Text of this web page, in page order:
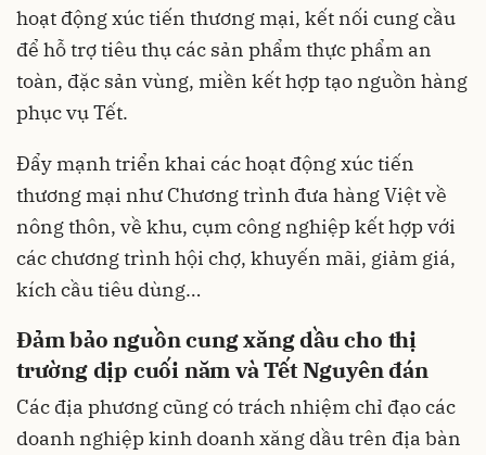
hoạt động xúc tiến thương mại, kết nối cung cầu
để hỗ trợ tiêu thụ các sản phẩm thực phẩm an
toàn, đặc sản vùng, miền kết hợp tạo nguồn hàng
phục vụ Tết.
Đẩy mạnh triển khai các hoạt động xúc tiến
thương mại như Chương trình đưa hàng Việt về
nông thôn, về khu, cụm công nghiệp kết hợp với
các chương trình hội chợ, khuyến mãi, giảm giá,
kích cầu tiêu dùng…
Đảm bảo nguồn cung xăng dầu cho thị
trường dịp cuối năm và Tết Nguyên đán
Các địa phương cũng có trách nhiệm chỉ đạo các
doanh nghiệp kinh doanh xăng dầu trên địa bàn